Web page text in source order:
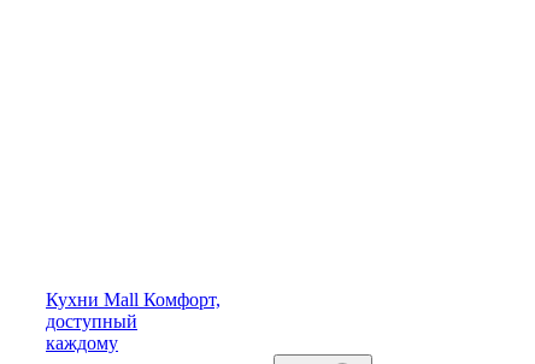
Кухни Mall Комфорт,
доступный
каждому